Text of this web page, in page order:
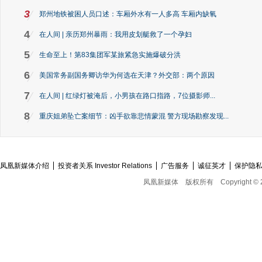
3 郑州地铁被困人员口述：车厢外水有一人多高 车厢内缺氧
4 在人间 | 亲历郑州暴雨：我用皮划艇救了一个孕妇
5 生命至上！第83集团军某旅紧急实施爆破分洪
6 美国常务副国务卿访华为何选在天津？外交部：两个原因
7 在人间 | 红绿灯被淹后，小男孩在路口指路，7位摄影师...
8 重庆姐弟坠亡案细节：凶手欲靠悲情蒙混 警方现场勘察发现...
凤凰新媒体介绍 投资者关系 Investor Relations 广告服务 诚征英才
保护隐
凤凰新媒体
版权所有 Copyright ©